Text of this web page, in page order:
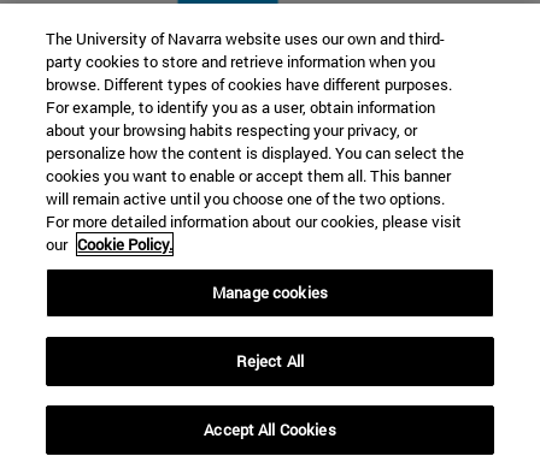
22 SEP
FUNCIÓN Y FICCIÓN. Varios artistas
Más información
The University of Navarra website uses our own and third-
party cookies to store and retrieve information when you
browse. Different types of cookies have different purposes.
For example, to identify you as a user, obtain information
about your browsing habits respecting your privacy, or
personalize how the content is displayed. You can select the
cookies you want to enable or accept them all. This banner
will remain active until you choose one of the two options.
For more detailed information about our cookies, please visit
our Cookie Policy.
Manage cookies
Reject All
Accept All Cookies